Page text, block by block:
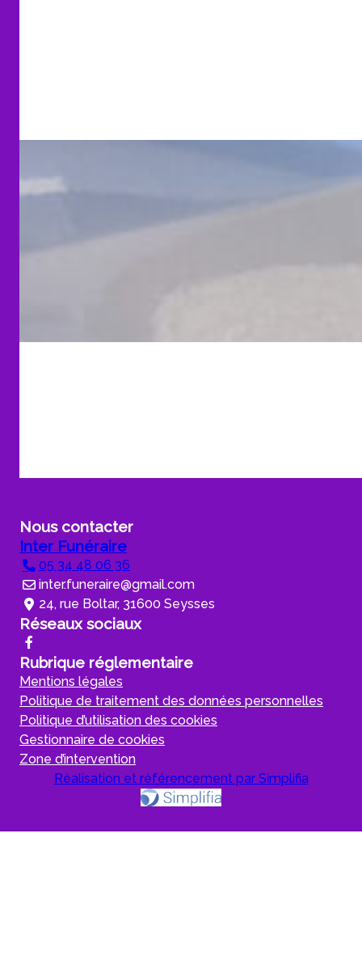
Nous contacter
Inter Funéraire
05 34 48 06 36
inter.funeraire@gmail.com
24, rue Boltar, 31600 Seysses
Réseaux sociaux
Rubrique réglementaire
Mentions légales
Politique de traitement des données personnelles
Politique d’utilisation des cookies
Gestionnaire de cookies
Zone d’intervention
Réalisation et référencement par Simplifia